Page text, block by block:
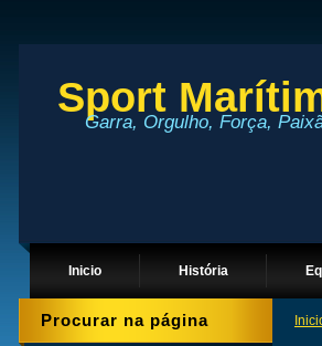
Sport
Garra, Orgulho, Força,
Inicio História
Procurar na página